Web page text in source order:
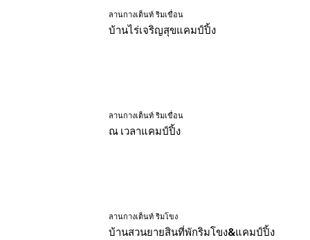
ลานกางเต็นท์ ริมเขื่อน
บ้านไร่เจริญสุขแคมป์ปิ้ง
ลานกางเต็นท์ ริมเขื่อน
ณ เวลาแคมป์ปิ้ง
ลานกางเต็นท์ ริมโขง
บ้านสวนยายสินที่พักริมโขง&แคมป์ปิ้ง